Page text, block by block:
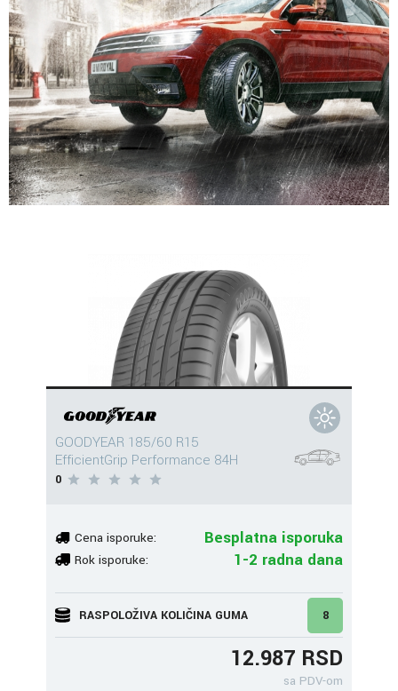
GOODYEAR 185/60 R15
EfficientGrip Performance 84H
0
Cena isporuke: Besplatna isporuka
Rok isporuke: 1-2 radna dana
RASPOLOŽIVA KOLIČINA GUMA 8
12.987 RSD
sa PDV-om